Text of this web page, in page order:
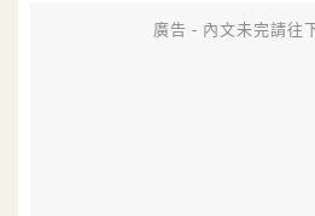
廣告 - 內文未完請往